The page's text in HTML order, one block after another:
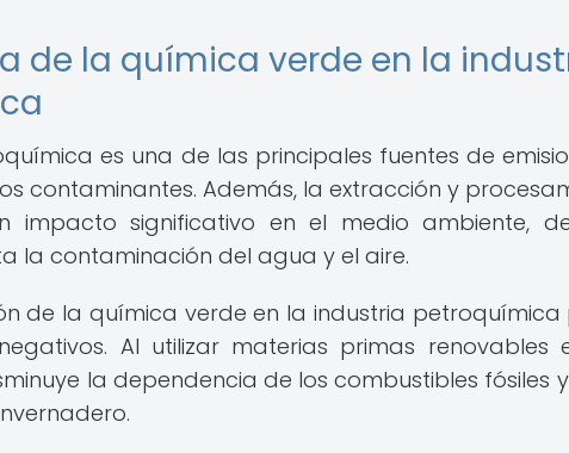
de la química verde en la
es una de las principales fuentes de
contaminantes. Además, la extracción y
impacto significativo en el medio ambiente,
la contaminación del agua y el aire.
de la química verde en la industria
Al utilizar materias primas
la dependencia de los combustibles fósiles